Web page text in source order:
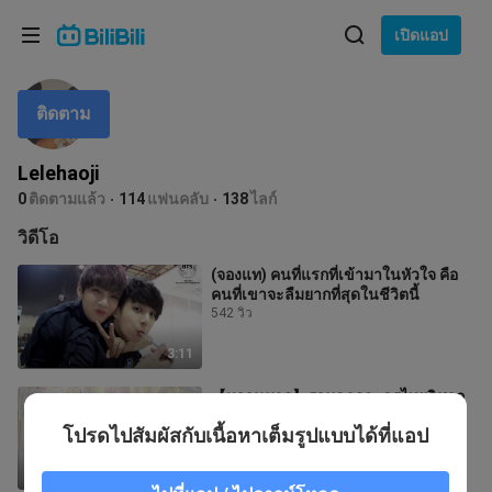
เปิดแอป
Lelehaoji
0ติดตามแล้ว 114แฟนคลับ 138ไลก์
ติดตาม
วิดีโอ
3:11
(จองแท) คนที่แรกที่เข้ามาในหัวใจ คือ
คนที่เขาจะลืมยากที่สุดในชีวิตนี้
542 วิว
4:01
【หวานมาก】รวมฉากละครไทยวิชวล
24.5K วิว
ภาษา: ภาษาไทย
ข้าสู่
ะบบ
เลือกภาษา
English
ภาษาไทย
Tiếng Việt
Bahasa Melayu
โปรดไปสัมผัสกับเนื้อหาเต็มรูปแบบได้ที่แอป